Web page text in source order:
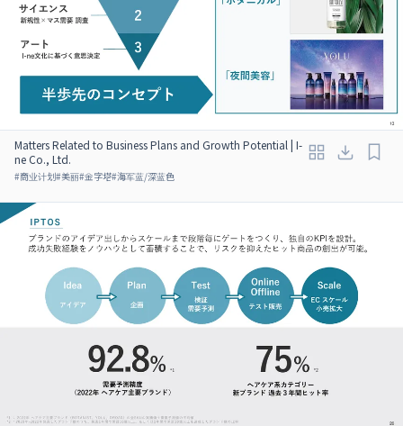
Matters Related to Business Plans and Growth Potential | I-
ne Co., Ltd.
#商业计划#美丽#金字塔#海军蓝/深蓝色